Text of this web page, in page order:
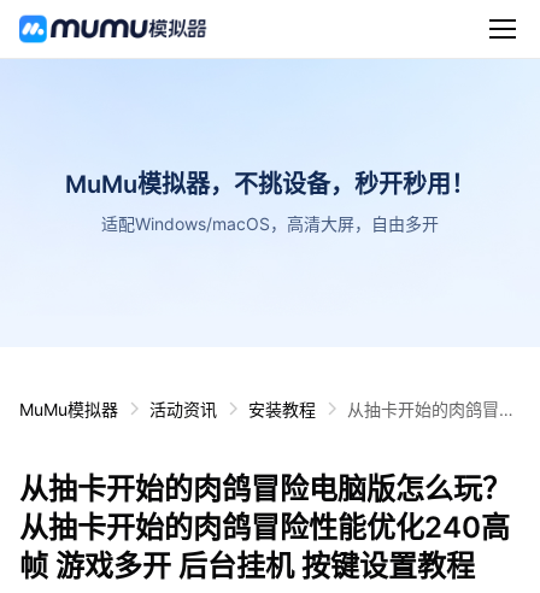
MuMu模拟器，不挑设备，秒开秒用！
适配Windows/macOS，高清大屏，自由多开
MuMu模拟器 活动资讯 安装教程
从抽卡开始的肉鸽冒险
化240高帧 游戏多开
后台挂机 按键设置教程
从抽卡开始的肉鸽冒险电脑版怎么玩？
从抽卡开始的肉鸽冒险性能优化240高
帧 游戏多开 后台挂机 按键设置教程